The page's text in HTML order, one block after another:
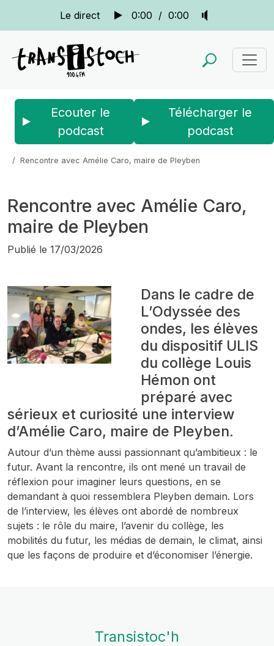
Le direct 0:00 / 0:00
Ecouter le
podcast
Télécharger le
podcast
Rencontre avec Amélie Caro, maire de Pleyben
Rencontre avec Amélie Caro,
maire de Pleyben
Publié le 17/03/2026
Dans le cadre de
L’Odyssée des
ondes, les élèves
du dispositif ULIS
du collège Louis
Hémon ont
préparé avec
sérieux et curiosité une interview
d’Amélie Caro, maire de Pleyben.
Autour d’un thème aussi passionnant qu’ambitieux : le
futur. Avant la rencontre, ils ont mené un travail de
réflexion pour imaginer leurs questions, en se
demandant à quoi ressemblera Pleyben demain. Lors
de l’interview, les élèves ont abordé de nombreux
sujets : le rôle du maire, l’avenir du collège, les
mobilités du futur, les médias de demain, le climat, ainsi
que les façons de produire et d’économiser l’énergie.
Transistoc'h